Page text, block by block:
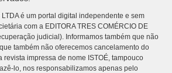
LTDA é um portal digital independente e sem
com a EDITORA TRES COMÉRCIO DE
judicial). Informamos também que não
também não oferecemos cancelamento do
revista impressa de nome ISTOÉ, tampouco
lo, nos responsabilizamos apenas pelo